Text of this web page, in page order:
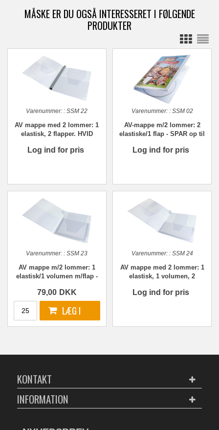
MÅSKE ER DU OGSÅ INTERESSERET I FØLGENDE
PRODUKTER
Varenummer: : SSM 22
AV mappe med 2 lommer: 1
elastisk, 2 flapper. HVID
Log ind for pris
Varenummer:: SSM 02
AV-mappe m/2 lommer: 2
elastiske/1 flap - SPAR op til
Log ind for pris
Varenummer: : SSM 23
AV mappe m/2 lommer: 1
elastisk/1 volumen m/flap -
79,00 DKK
Varenummer:: SSM 24
AV mappe med 2 lommer: 1
elastisk, 1 volumen, 2
Log ind for pris
KONTAKT
INFORMATION